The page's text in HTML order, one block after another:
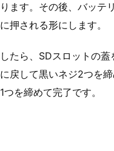
ます。その後、バッテ
押される形にします。
たら、SDスロットの蓋
戻して黒いネジ2つを
つを締めて完了です。